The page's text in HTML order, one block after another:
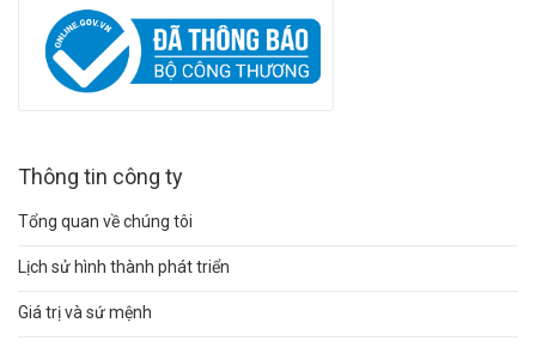
Thông tin công ty
Tổng quan về chúng tôi
Lịch sử hình thành phát triển
Giá trị và sứ mệnh